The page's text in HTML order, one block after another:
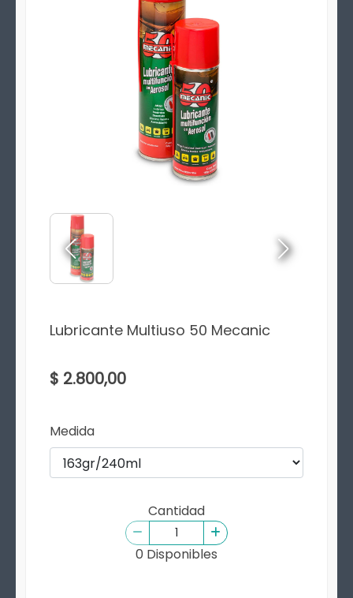
Lubricante Multiuso 50 Mecanic
$ 2.800,00
Medida
Cantidad
0 Disponibles